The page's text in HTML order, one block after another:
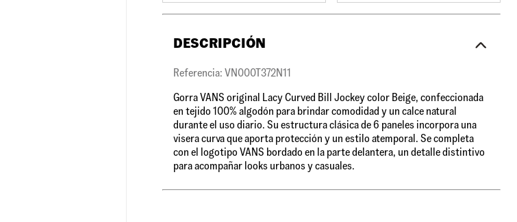
DESCRIPCIÓN
Referencia: VN000T372N11
Gorra VANS original Lacy Curved Bill Jockey color Beige, confeccionada
en tejido 100% algodón para brindar comodidad y un calce natural
durante el uso diario. Su estructura clásica de 6 paneles incorpora una
visera curva que aporta protección y un estilo atemporal. Se completa
con el logotipo VANS bordado en la parte delantera, un detalle distintivo
para acompañar looks urbanos y casuales.